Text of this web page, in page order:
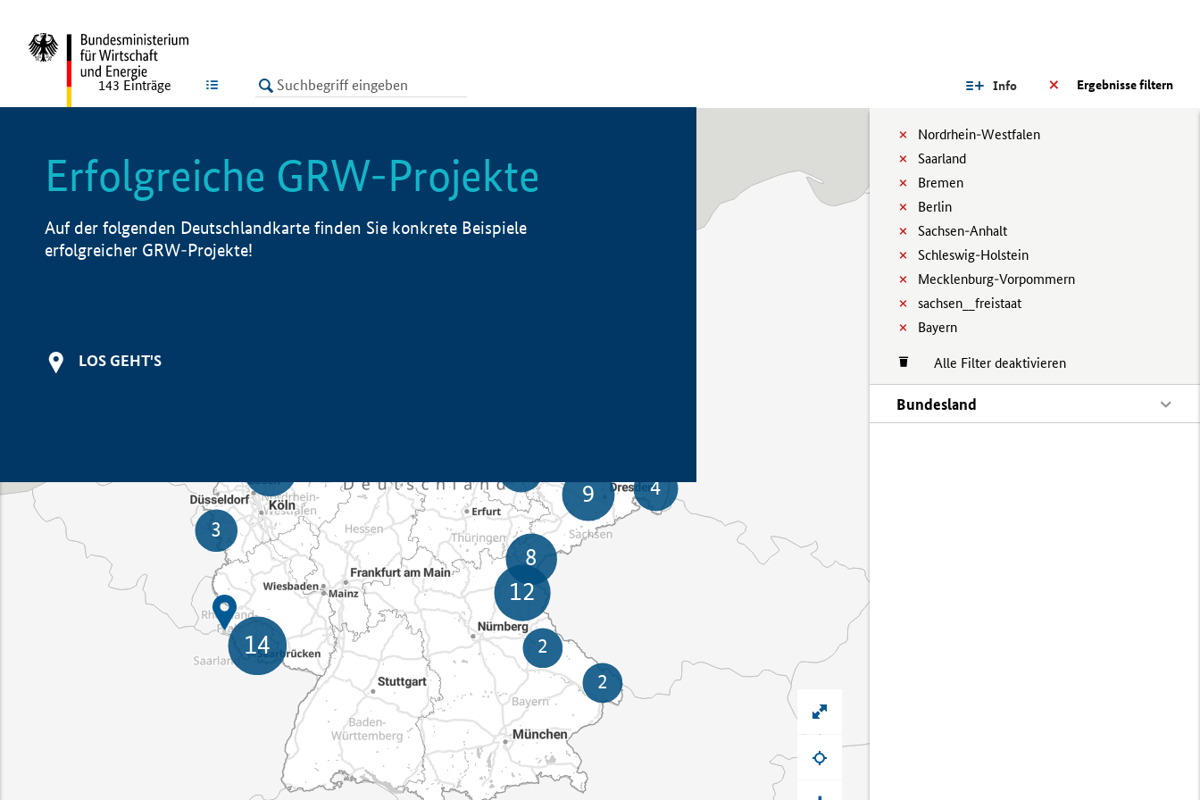
LISTE Ergebnisse filtern
Info
Nordrhein-Westfalen
Saarland
Bremen
Berlin
Sachsen-Anhalt
Schleswig-Holstein
Mecklenburg-Vorpommern
sachsen__freistaat
Bayern
Alle Filter deaktivieren
Bundesland
143 Einträge
Erfolgreiche GRW-Projekte
Auf der folgenden Deutschlandkarte finden Sie konkrete Beispiele
erfolgreicher GRW-Projekte!
LOS GEHT'S